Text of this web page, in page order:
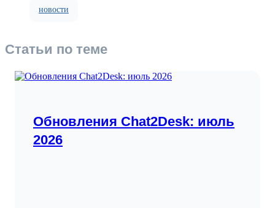
новости
Статьи по теме
Обновления Chat2Desk: июль
2026